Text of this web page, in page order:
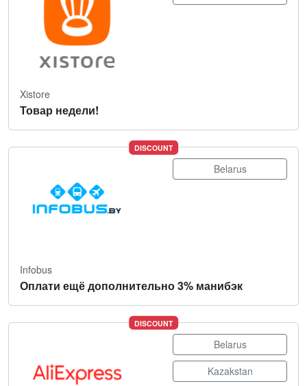
Xistore
Товар недели!
DISCOUNT
Belarus
Infobus
Оплати ещё дополнительно 3% манибэк
DISCOUNT
Belarus
Kazakstan